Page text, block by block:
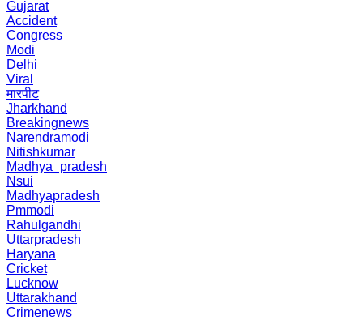
Gujarat
Accident
Congress
Modi
Delhi
Viral
मारपीट
Jharkhand
Breakingnews
Narendramodi
Nitishkumar
Madhya_pradesh
Nsui
Madhyapradesh
Pmmodi
Rahulgandhi
Uttarpradesh
Haryana
Cricket
Lucknow
Uttarakhand
Crimenews